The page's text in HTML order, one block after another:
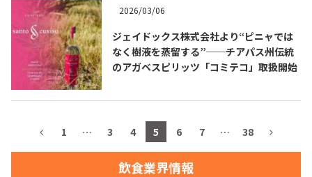
お問合せ
2026/03/06
ジェイドックス株式会社より“ピニャでは
なく樹液を蒸留する”──チアパス州伝統
のアガベスピリッツ「コミテコ」取扱開始
1 … 3 4 5 6 7 … 38
飲食業界情報